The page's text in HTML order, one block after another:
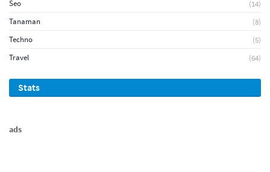
Seo
(14)
Tanaman
(8)
Techno
(5)
Travel
(64)
Stats
ads